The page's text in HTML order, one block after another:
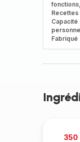
Recettes
Capacité
Fabriqué
350